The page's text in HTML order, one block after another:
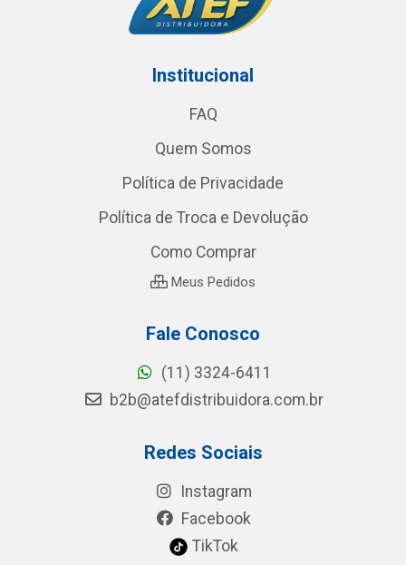
Institucional
FAQ
Quem Somos
Política de Privacidade
Política de Troca e Devolução
Como Comprar
Meus Pedidos
Fale Conosco
(11) 3324-6411
b2b@atefdistribuidora.com.br
Redes Sociais
Instagram
Facebook
TikTok